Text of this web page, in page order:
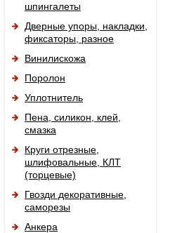
шпингалеты
Дверные упоры, накладки,
фиксаторы, разное
Винилискожа
Поролон
Уплотнитель
Пена, силикон, клей,
смазка
Круги отрезные,
шлифовальные, КЛТ
(торцевые)
Гвозди декоративные,
саморезы
Анкера